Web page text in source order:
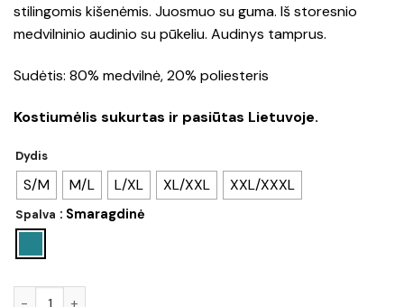
stilingomis kišenėmis. Juosmuo su guma. Iš storesnio
medvilninio audinio su pūkeliu. Audinys tamprus.
Sudėtis: 80% medvilnė, 20% poliesteris
Kostiumėlis sukurtas ir pasiūtas Lietuvoje.
Dydis
S/M M/L L/XL XL/XXL XXL/XXXL
Spalva : Smaragdinė